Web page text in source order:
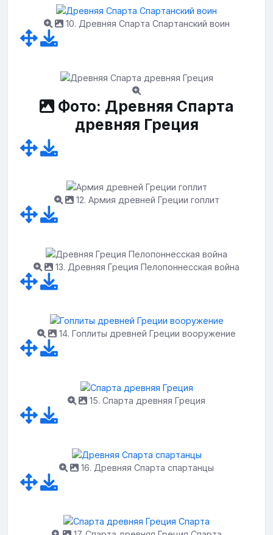
10. Древняя Спарта Спартанский воин
Фото: Древняя Спарта
древняя Греция
12. Армия древней Греции гоплит
13. Древняя Греция Пелопоннесская война
14. Гоплиты древней Греции вооружение
15. Спарта древняя Греция
16. Древняя Спарта спартанцы